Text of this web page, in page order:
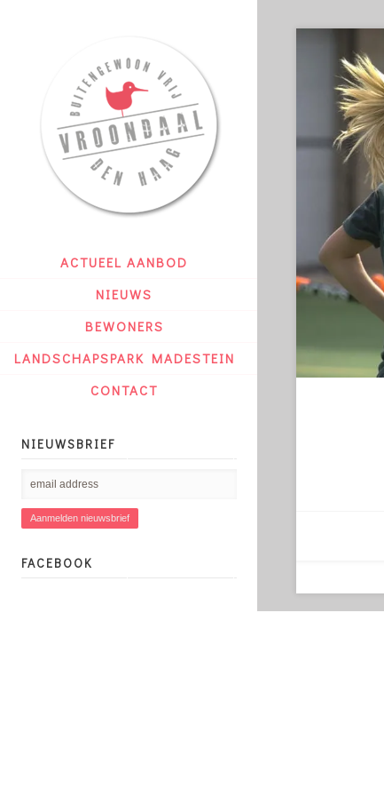
ACTUEEL AANBOD
NIEUWS
BEWONERS
LANDSCHAPSPARK MADESTEIN
CONTACT
NIEUWSBRIEF
FACEBOOK